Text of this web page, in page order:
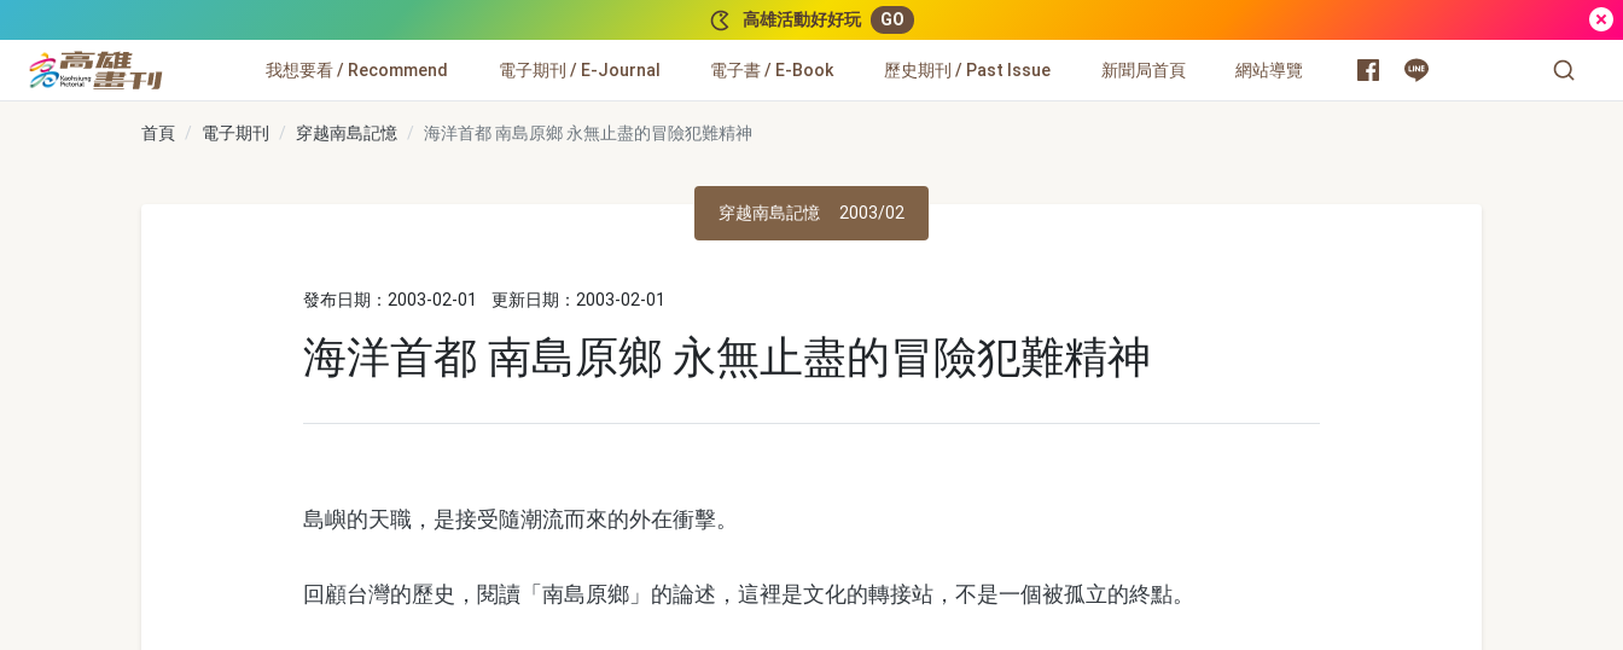
高雄活動好好玩 GO
高雄畫刊
我想要看 / Recommend 電子期刊 / E-Journal 電子書 / E-Book 歷史期刊 / Past Issue 新聞局首頁 網站導覽
首頁 電子期刊 穿越南島記憶 海洋首都 南島原鄉 永無止盡的冒險犯難精神
穿越南島記憶 2003/02
發布日期：2003-02-01 更新日期：2003-02-01
海洋首都 南島原鄉 永無止盡的冒險犯難精神
島嶼的天職，是接受隨潮流而來的外在衝擊。
回顧台灣的歷史，閱讀「南島原鄉」的論述，這裡是文化的轉接站，不是一個被孤立的終點。